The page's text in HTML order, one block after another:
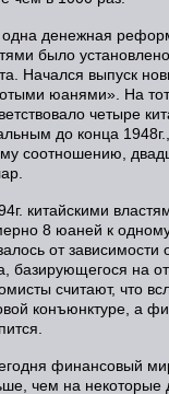
денежная
было
Начался выпуск
юанями». На
четыре
до конца
соотношению,
китайскими
8 юаней к
от
базирующегося на
считают, что
конъюнктуре, а
финансовый
чем на некоторые